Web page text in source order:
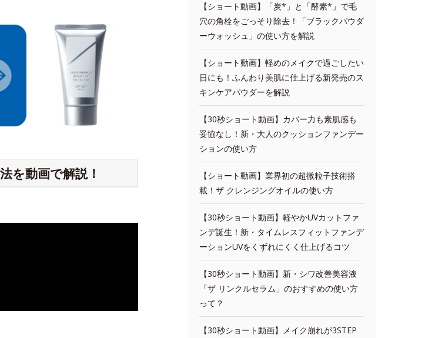
を動画で解説！
【ショート動画】「炭*」と「酵素*」で毛
穴の角栓をごっそり除去！「ブラックパウダ
ーウォッシュ」の使い方を解説
【ショート動画】軽めのメイクで過ごしたい
日にも！ふんわり美肌に仕上げる新発売のス
キンケアパウダーを解説
【30秒ショート動画】カバー力も素肌感も
妥協なし！新・大人のクッションファンデー
ションの使い方
【ショート動画】業界初の超微粒子技術搭
載！ザ クレンジングオイルの使い方
【30秒ショート動画】軽やかUVカットファ
ンデ誕生！新・タイムレスフィットファンデ
ーションUVをくずれにくく仕上げるコツ
【30秒ショート動画】新・シワ改善美容液
「ザ リンクルセラム」のおすすめの使い方
って？
【30秒ショート動画】メイク崩れが3STEP